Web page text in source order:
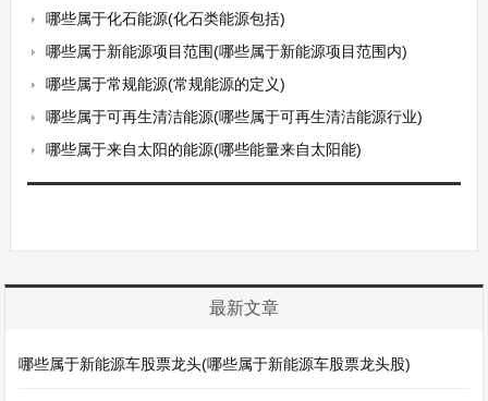
哪些属于化石能源(化石类能源包括)
哪些属于新能源项目范围(哪些属于新能源项目范围内)
哪些属于常规能源(常规能源的定义)
哪些属于可再生清洁能源(哪些属于可再生清洁能源行业)
哪些属于来自太阳的能源(哪些能量来自太阳能)
最新文章
哪些属于新能源车股票龙头(哪些属于新能源车股票龙头股)